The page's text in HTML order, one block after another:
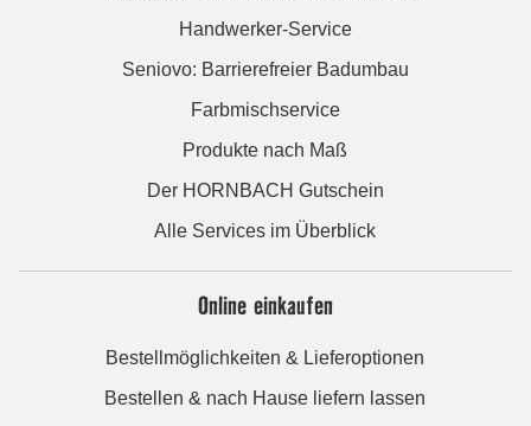
Handwerker-Service
Seniovo: Barrierefreier Badumbau
Farbmischservice
Produkte nach Maß
Der HORNBACH Gutschein
Alle Services im Überblick
Online einkaufen
Bestellmöglichkeiten & Lieferoptionen
Bestellen & nach Hause liefern lassen